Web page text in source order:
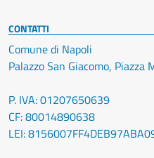
CONTATTI
Comune di Napoli
Palazzo San Giacomo,
P. IVA: 01207650639
CF: 80014890638
LEI: